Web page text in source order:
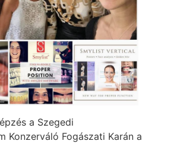
a Szegedi
Konzerváló Fogászati Karán a